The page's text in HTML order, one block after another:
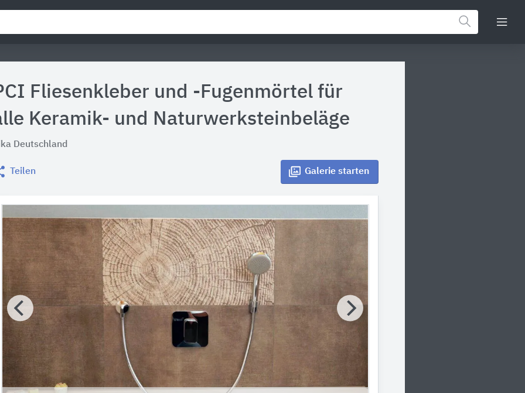
Fliesenkleber und -Fugenmörtel für
Keramik- und Naturwerksteinbeläge
Deutschland
Teilen Galerie starten